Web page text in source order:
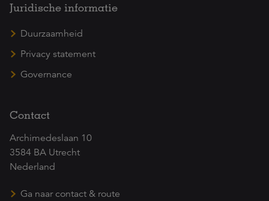
Juridische informatie
Duurzaamheid
Privacy statement
Governance
Contact
Archimedeslaan 10
3584 BA Utrecht
Nederland
Ga naar contact & route